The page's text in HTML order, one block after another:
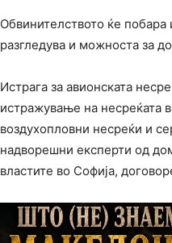
Обвинителството ќе
разгледува и можноста за
Истрага за авионската
истражување на несреќата
воздухопловни несреќи и
надворешни експерти од
властите во Софија,